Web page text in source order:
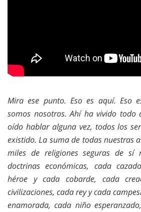
Mira ese punto. Eso es aquí. Eso
somos nosotros. Ahí ha vivido todo
oído hablar alguna vez, todos los
existido. La suma de todas nuestras
miles de religiones seguras de sí
doctrinas económicas, cada
héroe y cada cobarde, cada
civilizaciones, cada rey y cada
enamorada, cada niño